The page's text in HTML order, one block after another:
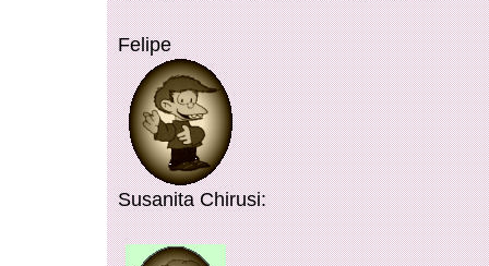
Felipe
Susanita Chirusi: